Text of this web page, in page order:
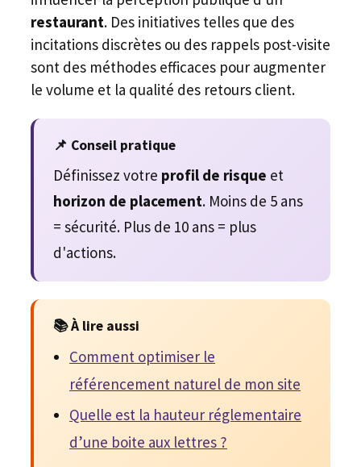
restaurant. Des initiatives telles que des
incitations discrètes ou des rappels post-visite
sont des méthodes efficaces pour augmenter
le volume et la qualité des retours client.
📌 Conseil pratique
Définissez votre profil de risque et
horizon de placement. Moins de 5 ans
= sécurité. Plus de 10 ans = plus
d'actions.
📚 À lire aussi
Comment optimiser le
référencement naturel de mon site
Quelle est la hauteur réglementaire
d’une boite aux lettres ?